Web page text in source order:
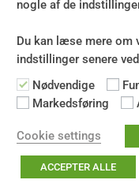
nogle af de
Du kan læse mere om
indstillinger senere
Nødvendige
Markedsføring
Cookie settings
ACCEPTER ALLE